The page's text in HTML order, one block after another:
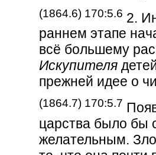
(1864.6) 170:5.6 2.
раннем этапе
всё большему
Искупителя
прежней идее о
(1864.7) 170:5.7
царства было бы
желательным.